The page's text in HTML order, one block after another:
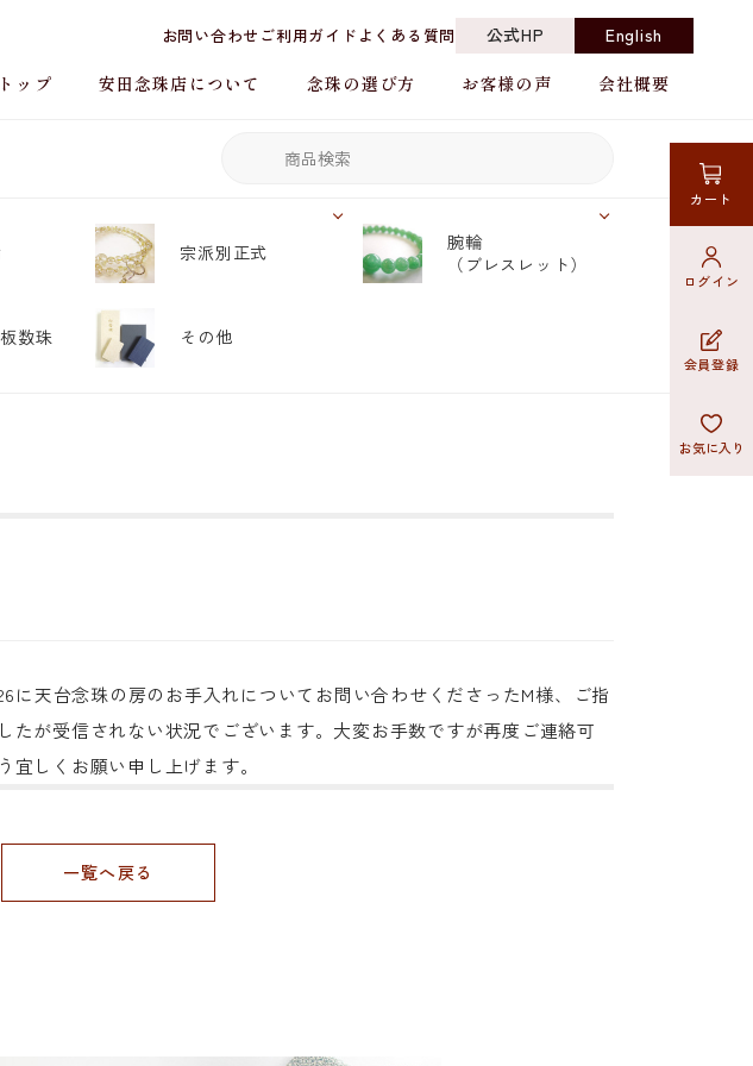
お問い合わせ ご利用ガイド よくある質問 公式HP English
トップ 安田念珠店について 念珠の選び方 お客様の声 会社概要
カート
ログイン
会員登録
お気に入り
宗派別正式
腕輪
（ブレスレット）
数珠 その他
に天台念珠の房のお手入れについてお問い合わせくださったM様、ご指
たが受信されない状況でございます。大変お手数ですが再度ご連絡可
しくお願い申し上げます。
一覧へ戻る